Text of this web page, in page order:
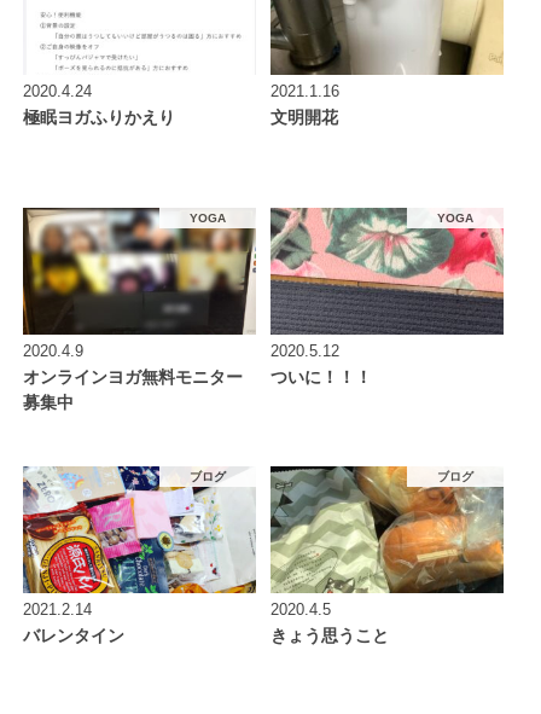
2020.4.24
極眠ヨガふりかえり
2021.1.16
文明開花
YOGA
2020.4.9
オンラインヨガ無料モニター
募集中
YOGA
2020.5.12
ついに！！！
ブログ
2021.2.14
バレンタイン
ブログ
2020.4.5
きょう思うこと